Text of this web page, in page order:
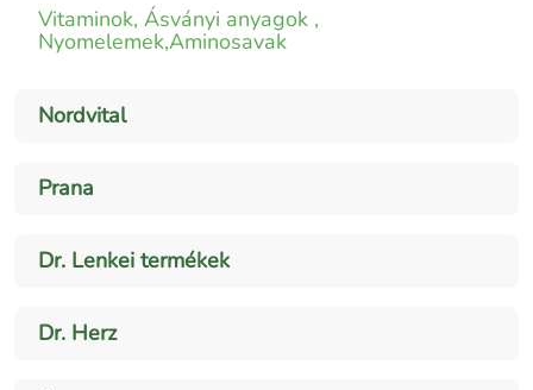
Vitaminok, Ásványi anyagok ,
Nyomelemek,Aminosavak
Nordvital
Prana
Dr. Lenkei termékek
Dr. Herz